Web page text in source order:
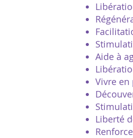
Aide à
Vivre en
Liberté